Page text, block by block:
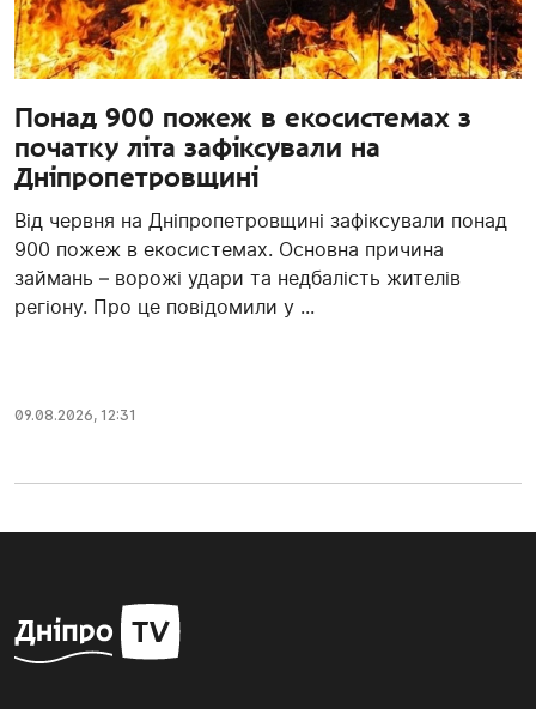
Понад 900 пожеж в екосистемах з
початку літа зафіксували на
Дніпропетровщині
Від червня на Дніпропетровщині зафіксували понад
900 пожеж в екосистемах. Основна причина
займань – ворожі удари та недбалість жителів
регіону. Про це повідомили у ...
09.08.2026, 12:31